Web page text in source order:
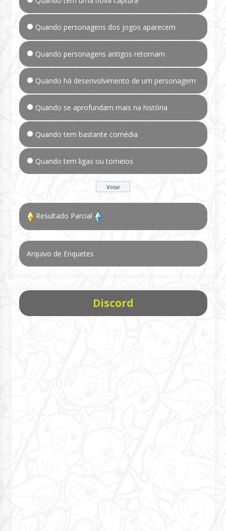
Quando personagens dos jogos aparecem
Quando personagens antigos retornam
Quando há desenvolvimento de um personagem
Quando se aprofundam mais na história
Quando tem bastante comédia
Quando tem ligas ou torneios
Resultado Parcial
Arquivo de Enquetes
Discord